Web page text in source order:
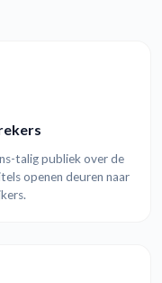
talig publiek over de
openen deuren naar